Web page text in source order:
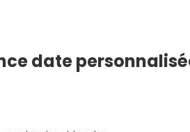
date